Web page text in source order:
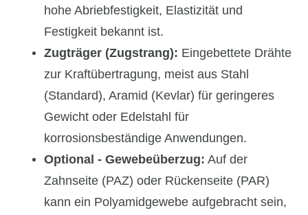
hohe Abriebfestigkeit, Elastizität und
Festigkeit bekannt ist.
Zugträger (Zugstrang): Eingebettete Drähte
zur Kraftübertragung, meist aus Stahl
(Standard), Aramid (Kevlar) für geringeres
Gewicht oder Edelstahl für
korrosionsbeständige Anwendungen.
Optional - Gewebeüberzug: Auf der
Zahnseite (PAZ) oder Rückenseite (PAR)
kann ein Polyamidgewebe aufgebracht sein,